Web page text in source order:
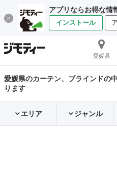
アプリならお得な情
インストール
愛媛県
愛媛県のカーテン、ブラインドの
ります
エリア ジャンル